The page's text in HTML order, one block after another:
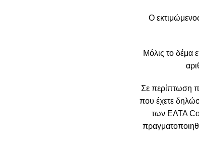
Ο
Μόλις το δέμα
Σε περίπτωση
που έχετε
των ΕΛΤΑ